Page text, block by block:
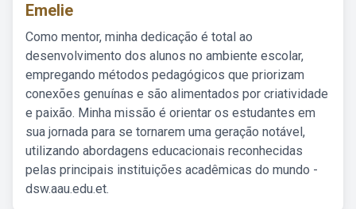
Emelie
Como mentor, minha dedicação é total ao
desenvolvimento dos alunos no ambiente escolar,
empregando métodos pedagógicos que priorizam
conexões genuínas e são alimentados por criatividade
e paixão. Minha missão é orientar os estudantes em
sua jornada para se tornarem uma geração notável,
utilizando abordagens educacionais reconhecidas
pelas principais instituições acadêmicas do mundo -
dsw.aau.edu.et.